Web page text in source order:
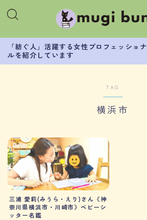
「紡ぐ人」活躍する女性プロフェッショナ
ルを紹介しています
TAG
横浜市
三浦 愛莉(みうら・えり)さん《神
奈川県横浜市・川崎市》ベビーシ
ッター名鑑